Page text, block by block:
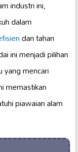
industri ini,
dalam
dan tahan
ini menjadi pilihan
mencari
memastikan
piawaian alam